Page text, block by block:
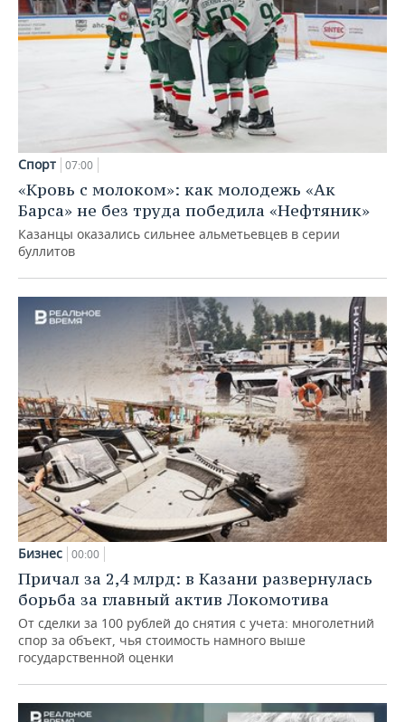
Спорт 07:00
«Кровь с молоком»: как молодежь «Ак
Барса» не без труда победила «Нефтяник»
Казанцы оказались сильнее альметьевцев в серии
буллитов
Бизнес 00:00
Причал за 2,4 млрд: в Казани развернулась
борьба за главный актив Локомотива
От сделки за 100 рублей до снятия с учета: многолетний
спор за объект, чья стоимость намного выше
государственной оценки